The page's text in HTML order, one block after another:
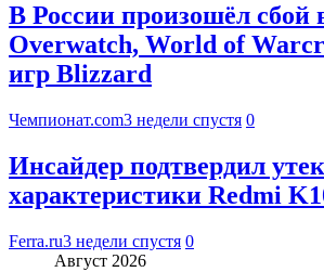
В России произошёл сбой
Overwatch, World of
игр Blizzard
Чемпионат.com3 недели спустя 0
Инсайдер подтвердил
характеристики Redmi
Ferra.ru3 недели спустя 0
Август 2026